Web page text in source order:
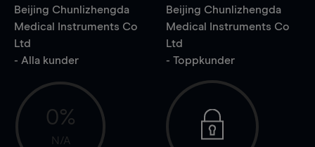
Beijing Chunlizhengda
Medical Instruments Co
Ltd
- Alla kunder
0%
N/A
Beijing Chunlizhengda
Medical Instruments Co
Ltd
- Toppkunder